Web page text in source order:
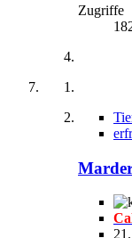
Zugriffe